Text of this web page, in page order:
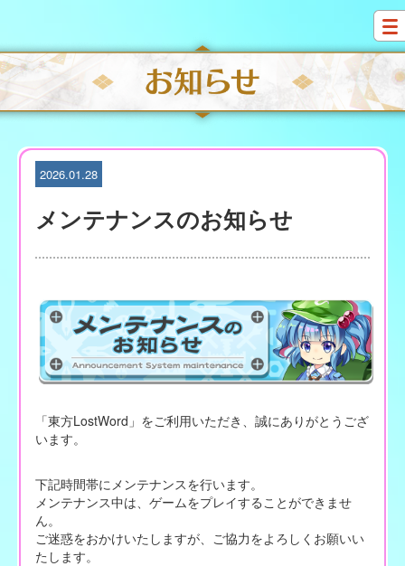
i
p
t
o
c
2026.01.28
メンテナンスのお知らせ
「東方LostWord」をご利用いただき、誠にありがとうござ
います。
下記時間帯にメンテナンスを行います。
メンテナンス中は、ゲームをプレイすることができませ
ん。
ご迷惑をおかけいたしますが、ご協力をよろしくお願いい
たします。